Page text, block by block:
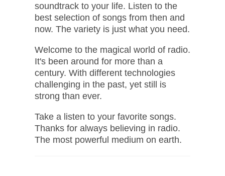
soundtrack to your life. Listen to the
best selection of songs from then and
now. The variety is just what you need.
Welcome to the magical world of radio.
It's been around for more than a
century. With different technologies
challenging in the past, yet still is
strong than ever.
Take a listen to your favorite songs.
Thanks for always believing in radio.
The most powerful medium on earth.